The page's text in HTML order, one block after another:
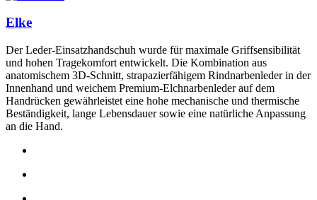
Elke
Der Leder-Einsatzhandschuh wurde für maximale Griffsensibilität
und hohen Tragekomfort entwickelt. Die Kombination aus
anatomischem 3D-Schnitt, strapazierfähigem Rindnarbenleder in der
Innenhand und weichem Premium-Elchnarbenleder auf dem
Handrücken gewährleistet eine hohe mechanische und thermische
Beständigkeit, lange Lebensdauer sowie eine natürliche Anpassung
an die Hand.